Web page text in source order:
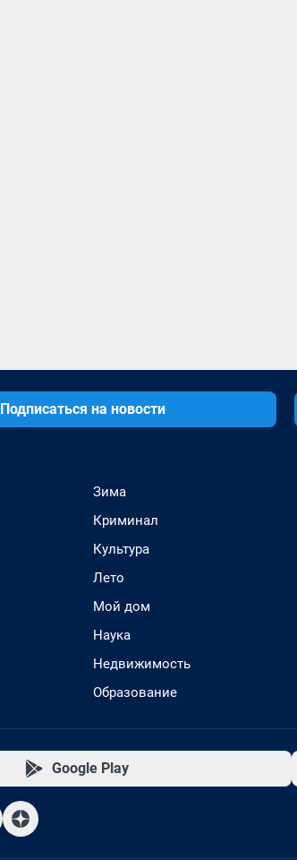
Подписаться на новости
Зима
Криминал
Культура
Лето
Мой дом
Наука
Недвижимость
Образование
Google Play